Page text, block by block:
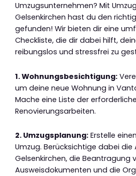
Umzugsunternehmen? Mit
Gelsenkirchen hast du den
gefunden! Wir bieten dir eine
Checkliste, die dir dabei hilft,
reibungslos und stressfrei zu
1. Wohnungsbesichtigung:
um deine neue Wohnung in
Mache eine Liste der
Renovierungsarbeiten.
2. Umzugsplanung: Erstelle
Umzug. Berücksichtige dabei die
Gelsenkirchen, die Beantragung
Ausweisdokumenten und die